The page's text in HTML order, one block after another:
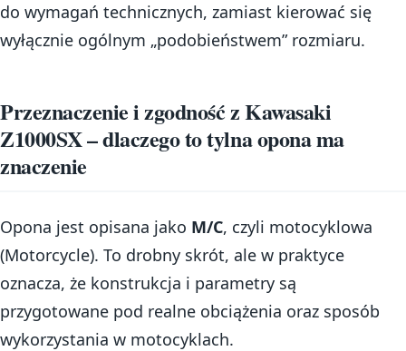
do wymagań technicznych, zamiast kierować się
wyłącznie ogólnym „podobieństwem” rozmiaru.
Przeznaczenie i zgodność z Kawasaki
Z1000SX – dlaczego to tylna opona ma
znaczenie
Opona jest opisana jako M/C, czyli motocyklowa
(Motorcycle). To drobny skrót, ale w praktyce
oznacza, że konstrukcja i parametry są
przygotowane pod realne obciążenia oraz sposób
wykorzystania w motocyklach.